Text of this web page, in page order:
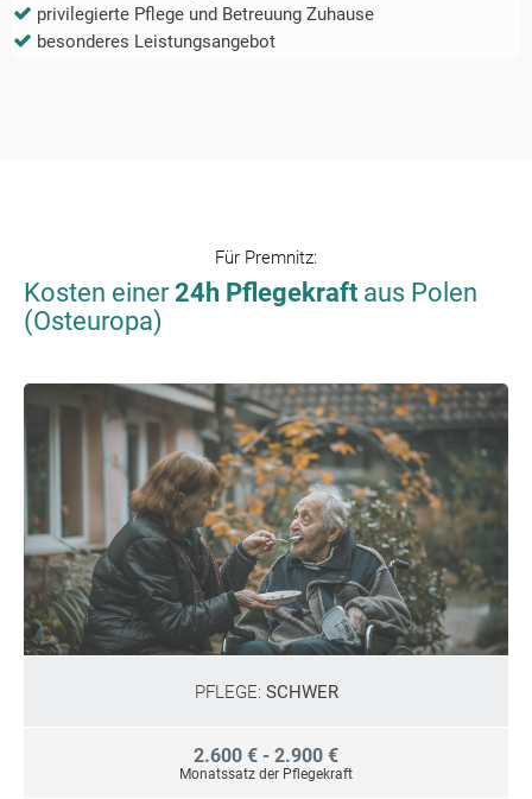
privilegierte Pflege und Betreuung Zuhause
besonderes Leistungsangebot
Für Premnitz:
Kosten einer24h Pflegekraft aus Polen
(Osteuropa)
PFLEGE: SCHWER
2.600 € - 2.900 €
Monatssatz der Pflegekraft